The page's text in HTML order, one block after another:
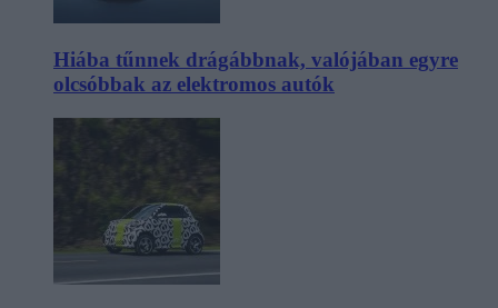
Hiába tűnnek drágábbnak, valójában egyre
olcsóbbak az elektromos autók